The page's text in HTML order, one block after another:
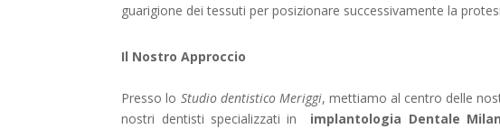
guarigione dei tessuti per posizionare successivamente la
Il Nostro Approccio
Presso lo Studio dentistico Meriggi, mettiamo al centro delle
nostri dentisti specializzati in implantologia Dentale